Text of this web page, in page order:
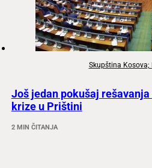
Skupština Kosova;
Još jedan pokušaj
krize u Prištini
2 MIN ČITANJA